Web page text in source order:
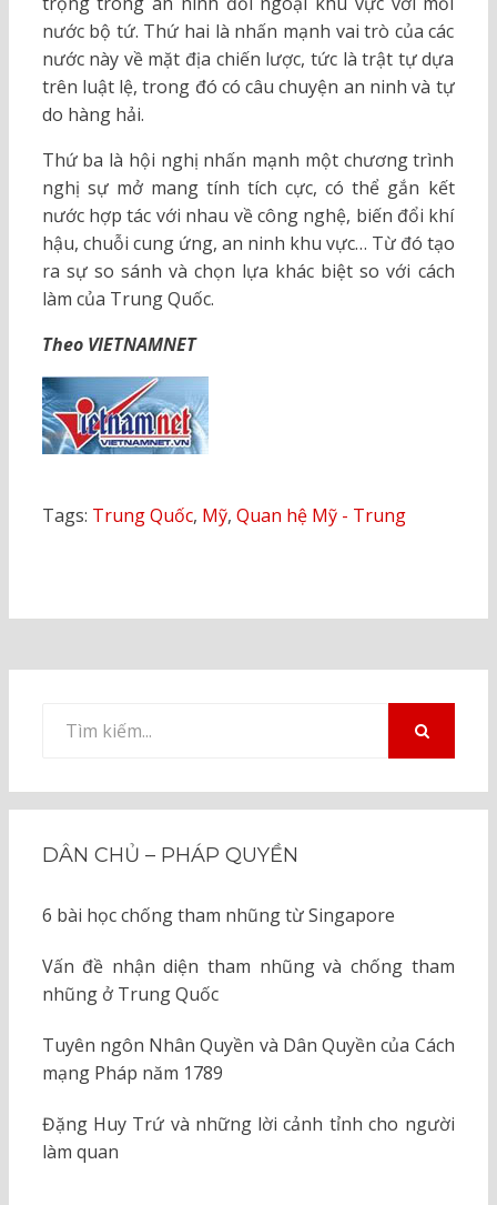
nước bộ tứ. Thứ hai là nhấn mạnh vai trò của các
nước này về mặt địa chiến lược, tức là trật tự dựa
trên luật lệ, trong đó có câu chuyện an ninh và tự
do hàng hải.
Thứ ba là hội nghị nhấn mạnh một chương trình
nghị sự mở mang tính tích cực, có thể gắn kết
nước hợp tác với nhau về công nghệ, biến đổi khí
hậu, chuỗi cung ứng, an ninh khu vực… Từ đó tạo
ra sự so sánh và chọn lựa khác biệt so với cách
làm của Trung Quốc.
Theo VIETNAMNET
Tags: Trung Quốc, Mỹ, Quan hệ Mỹ - Trung
kiếm
DÂN CHỦ – PHÁP QUYỀN
6 bài học chống tham nhũng từ Singapore
Vấn đề nhận diện tham nhũng và chống tham
nhũng ở Trung Quốc
Tuyên ngôn Nhân Quyền và Dân Quyền của Cách
mạng Pháp năm 1789
Đặng Huy Trứ và những lời cảnh tỉnh cho người
làm quan